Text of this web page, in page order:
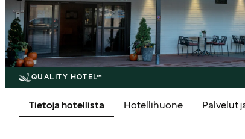
QUALITY HOTEL™
Tietoja hotellista Hotellihuone Palvelut